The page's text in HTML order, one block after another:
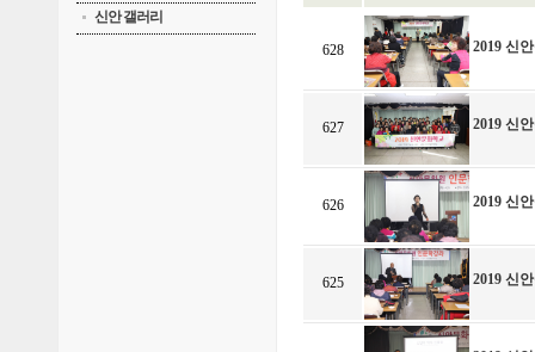
신안 갤러리
628 2019 신
627 2019 신
626 2019 신
625 2019 신